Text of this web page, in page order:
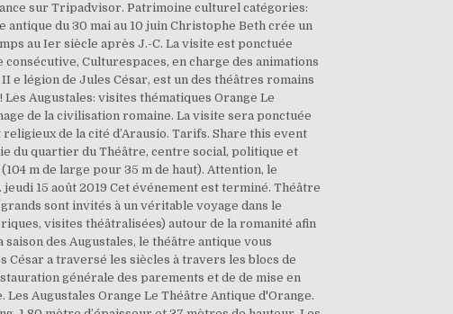
sur Tripadvisor. Patrimoine culturel catégories:
du 30 mai au 10 juin Christophe Beth crée un
au Ier siècle après J.-C. La visite est ponctuée
Culturespaces, en charge des animations
e légion de Jules César, est un des théâtres romains
Augustales: visites thématiques Orange Le
de la civilisation romaine. La visite sera ponctuée
de la cité d’Arausio. Tarifs. Share this event
du quartier du Théâtre, centre social, politique et
m de large pour 35 m de haut). Attention, le
jeudi 15 août 2019 Cet événement est terminé. Théâtre
sont invités à un véritable voyage dans le
visites théâtralisées) autour de la romanité afin
des Augustales, le théâtre antique vous
César a traversé les siècles à travers les blocs de
générale des parements et de de mise en
Augustales Orange Le Théâtre Antique d'Orange.